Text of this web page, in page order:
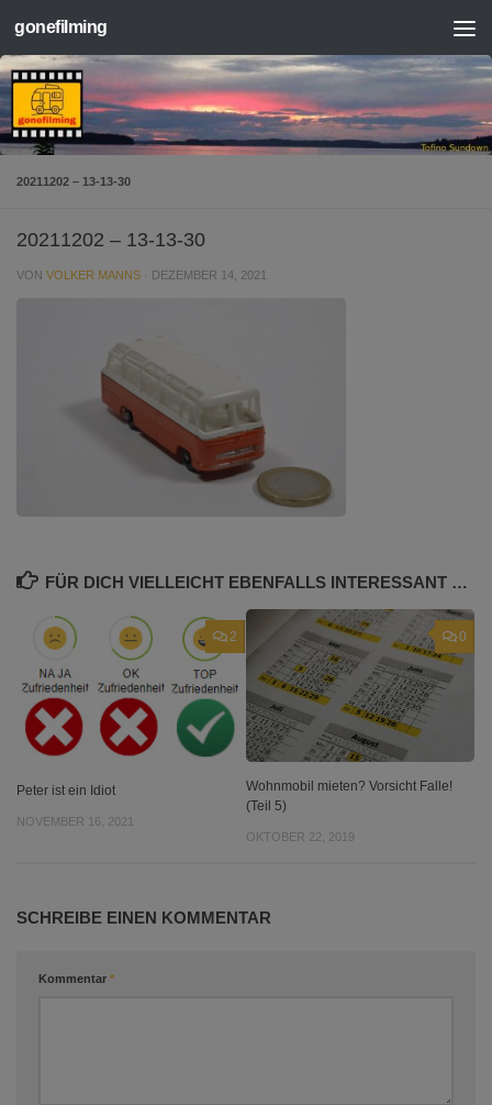
Zum Inhalt springen
gonefilming
20211202 – 13-13-30
20211202 – 13-13-30
VON VOLKER MANNS · DEZEMBER 14, 2021
FÜR DICH VIELLEICHT EBENFALLS INTERESSANT …
2
Peter ist ein Idiot
NOVEMBER 16, 2021
0
Wohnmobil mieten? Vorsicht Falle!
(Teil 5)
OKTOBER 22, 2019
SCHREIBE EINEN KOMMENTAR
Kommentar *